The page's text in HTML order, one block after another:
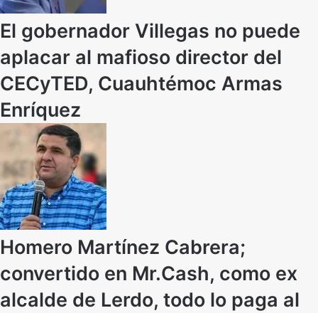
El gobernador Villegas no puede
aplacar al mafioso director del
CECyTED, Cuauhtémoc Armas
Enríquez
Homero Martínez Cabrera;
convertido en Mr.Cash, como ex
alcalde de Lerdo, todo lo paga al